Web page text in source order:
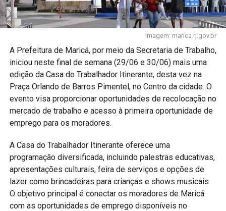
imagem: marica.rj.gov.br
A Prefeitura de Maricá, por meio da Secretaria de Trabalho,
iniciou neste final de semana (29/06 e 30/06) mais uma
edição da Casa do Trabalhador Itinerante, desta vez na
Praça Orlando de Barros Pimentel, no Centro da cidade. O
evento visa proporcionar oportunidades de recolocação no
mercado de trabalho e acesso à primeira oportunidade de
emprego para os moradores.
A Casa do Trabalhador Itinerante oferece uma
programação diversificada, incluindo palestras educativas,
apresentações culturais, feira de serviços e opções de
lazer como brincadeiras para crianças e shows musicais.
O objetivo principal é conectar os moradores de Maricá
com as oportunidades de emprego disponíveis no